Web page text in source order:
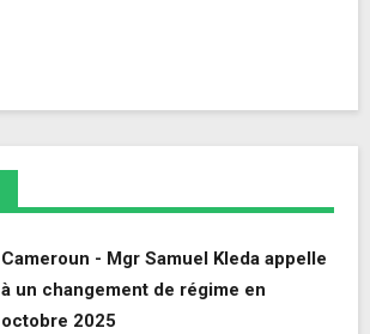
Cameroun - Mgr Samuel Kleda appelle
à un changement de régime en
octobre 2025